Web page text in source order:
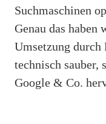
Suchmaschinen
Genau das
Umsetzung
technisch sauber,
Google & Co.